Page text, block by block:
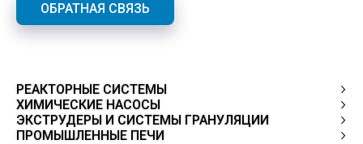
ОБРАТНАЯ СВЯЗЬ
РЕАКТОРНЫЕ СИСТЕМЫ
ХИМИЧЕСКИЕ НАСОСЫ
ЭКСТРУДЕРЫ И СИСТЕМЫ ГРАНУЛЯЦИИ
ПРОМЫШЛЕННЫЕ ПЕЧИ